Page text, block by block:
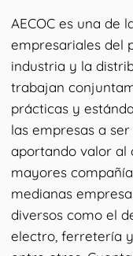
AECOC es una de
empresariales del
industria y la
trabajan
prácticas y
las empresas a
aportando valor al
mayores
medianas
diversos como el
electro, ferretería